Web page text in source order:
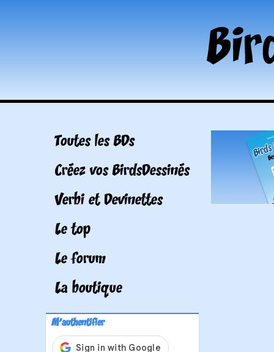
Toutes les BDs
Créez vos BirdsDessinés
Verbi et Devinettes
Le top
Le forum
La boutique
M'authentifier